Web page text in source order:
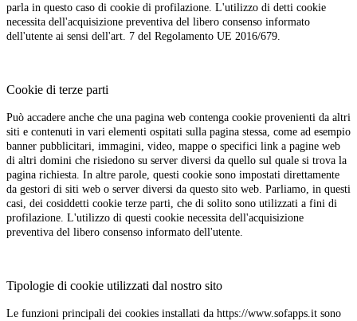
parla in questo caso di cookie di profilazione. L'utilizzo di detti cookie
necessita dell'acquisizione preventiva del libero consenso informato
dell'utente ai sensi dell'art. 7 del Regolamento UE 2016/679.
Cookie di terze parti
Può accadere anche che una pagina web contenga cookie provenienti da altri
siti e contenuti in vari elementi ospitati sulla pagina stessa, come ad esempio
banner pubblicitari, immagini, video, mappe o specifici link a pagine web
di altri domini che risiedono su server diversi da quello sul quale si trova la
pagina richiesta. In altre parole, questi cookie sono impostati direttamente
da gestori di siti web o server diversi da questo sito web. Parliamo, in questi
casi, dei cosiddetti cookie terze parti, che di solito sono utilizzati a fini di
profilazione. L'utilizzo di questi cookie necessita dell'acquisizione
preventiva del libero consenso informato dell'utente.
Tipologie di cookie utilizzati dal nostro sito
Le funzioni principali dei cookies installati da https://www.sofapps.it sono